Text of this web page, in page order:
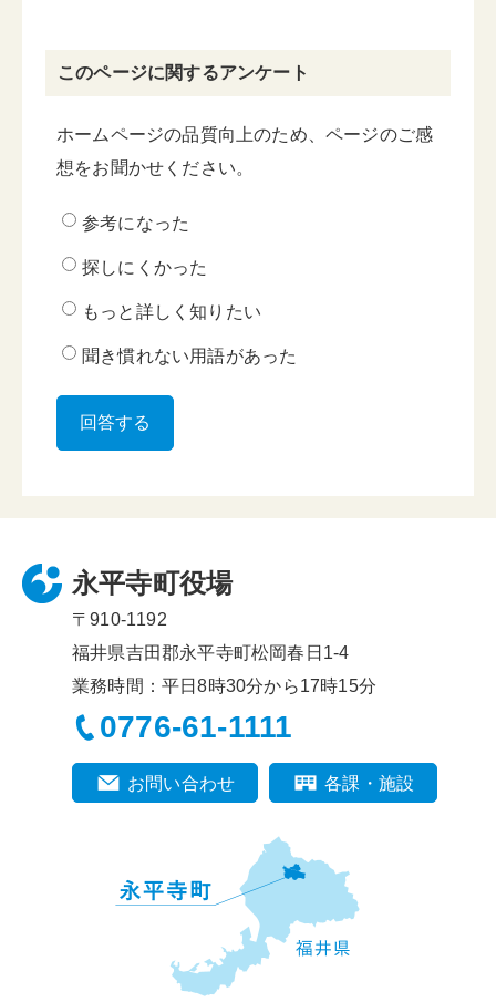
このページに関するアンケート
ホームページの品質向上のため、ページのご感
想をお聞かせください。
参考になった
探しにくかった
もっと詳しく知りたい
聞き慣れない用語があった
永平寺町役場
〒910-1192
福井県吉田郡永平寺町松岡春日1-4
業務時間：平日8時30分から17時15分
0776-61-1111
お問い合わせ 各課・施設